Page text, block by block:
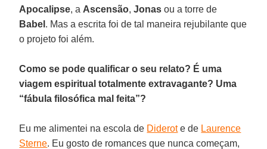
Apocalipse, a Ascensão,Jonas ou a torre de
Babel . Mas a escrita foi de tal maneira rejubilante que
o projeto foi além.
Como se pode qualificar o seu relato? É uma
viagem espiritual totalmente extravagante? Uma
“fábula filosófica mal feita”?
Eu me alimentei na escola de Diderote de Laurence
Sterne. Eu gosto de romances que nunca começam,